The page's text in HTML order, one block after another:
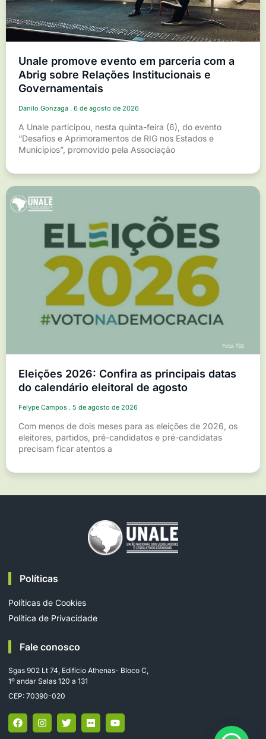
Unale promove evento em parceria com a
Abrig sobre Relações Institucionais e
Governamentais
Danilo Gonzaga 6 de agosto de 2026
A Unale participou, nesta quinta-feira (6), do evento
“Desafios e Aprimoramentos de RIG nos Estados e
Municípios”, promovido pela Associação
Eleições 2026: Confira as principais datas
do calendário eleitoral de agosto
Felype Campos 5 de agosto de 2026
Com menos de dois meses para as eleições de 2026, os
eleitores, partidos, pré-candidatos e pré-candidatas
precisam ficar atentos a
Políticas
Políticas de Cookies
Política de Privacidade
Fale conosco
Sgas 902 Lt 74, Edifício Athenas- Bloco C,
1º andar Salas 120 a 131
CEP: 70390-020